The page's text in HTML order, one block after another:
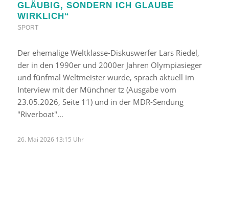
GLÄUBIG, SONDERN ICH GLAUBE
WIRKLICH“
SPORT
Der ehemalige Weltklasse-Diskuswerfer Lars Riedel,
der in den 1990er und 2000er Jahren Olympiasieger
und fünfmal Weltmeister wurde, sprach aktuell im
Interview mit der Münchner tz (Ausgabe vom
23.05.2026, Seite 11) und in der MDR-Sendung
"Riverboat"…
26. Mai 2026 13:15 Uhr